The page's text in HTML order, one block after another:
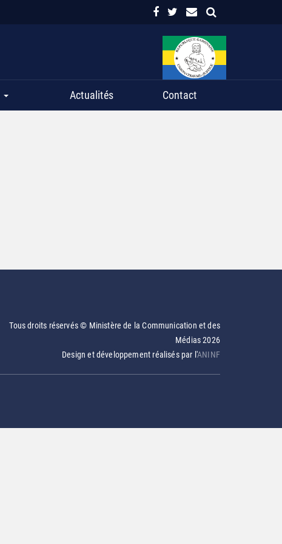
Actualités Contact
Tous droits réservés © Ministère de la Communication et des
Médias2026
Design et développement réalisés par l'ANINF